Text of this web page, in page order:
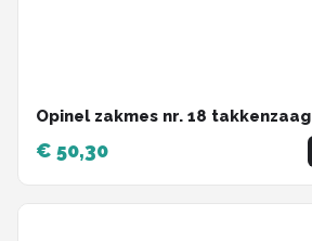
Opinel zakmes nr. 18 takkenzaag
€ 50,30